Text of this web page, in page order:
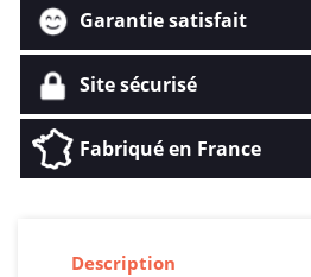
Garantie satisfait
Site sécurisé
Fabriqué en France
Description